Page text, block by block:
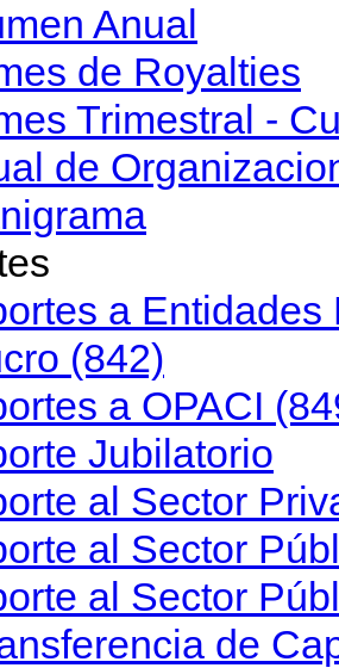
Anual
de Royalties
Trimestral -
de
a Entidades
(842)
a OPACI
Jubilatorio
al Sector
al Sector
al Sector
de